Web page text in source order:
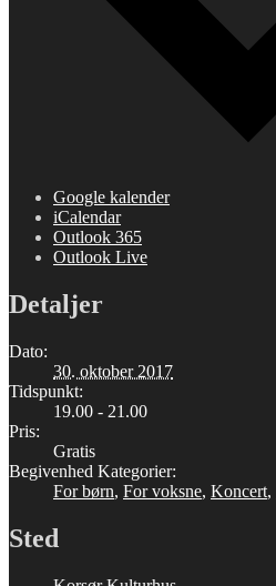
Google kalender
iCalendar
Outlook 365
Outlook Live
Detaljer
Dato:
30. oktober 2017
Tidspunkt:
19.00 - 21.00
Pris:
Gratis
Begivenhed Kategorier:
For børn, For voksne, Koncert,
Sted